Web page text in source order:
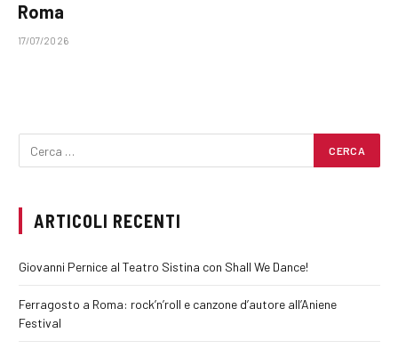
Roma
17/07/2026
ARTICOLI RECENTI
Giovanni Pernice al Teatro Sistina con Shall We Dance!
Ferragosto a Roma: rock’n’roll e canzone d’autore all’Aniene
Festival